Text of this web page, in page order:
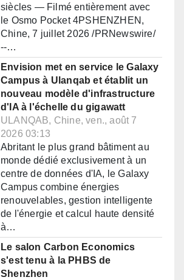
siècles — Filmé entièrement avec
le Osmo Pocket 4PSHENZHEN,
Chine, 7 juillet 2026 /PRNewswire/
--…
Envision met en service le Galaxy
Campus à Ulanqab et établit un
nouveau modèle d'infrastructure
d'IA à l'échelle du gigawatt
ULANQAB, Chine, ven., août 7
2026 03:13
Abritant le plus grand bâtiment au
monde dédié exclusivement à un
centre de données d'IA, le Galaxy
Campus combine énergies
renouvelables, gestion intelligente
de l'énergie et calcul haute densité
à…
Le salon Carbon Economics
s'est tenu à la PHBS de
Shenzhen